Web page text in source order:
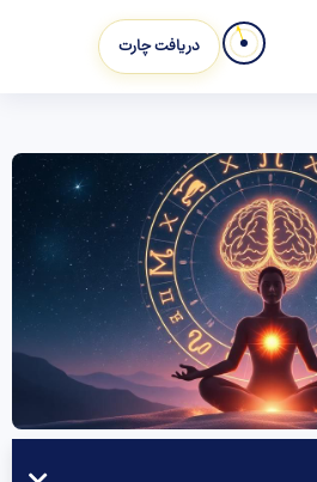
دریافت چارت